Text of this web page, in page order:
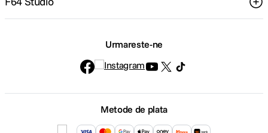
Urmareste-ne
Metode de plata